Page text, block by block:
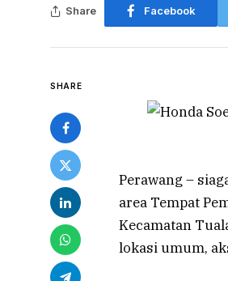
Share Facebook
SHARE
Perawang –
area Tempat
Kecamatan
lokasi umum,